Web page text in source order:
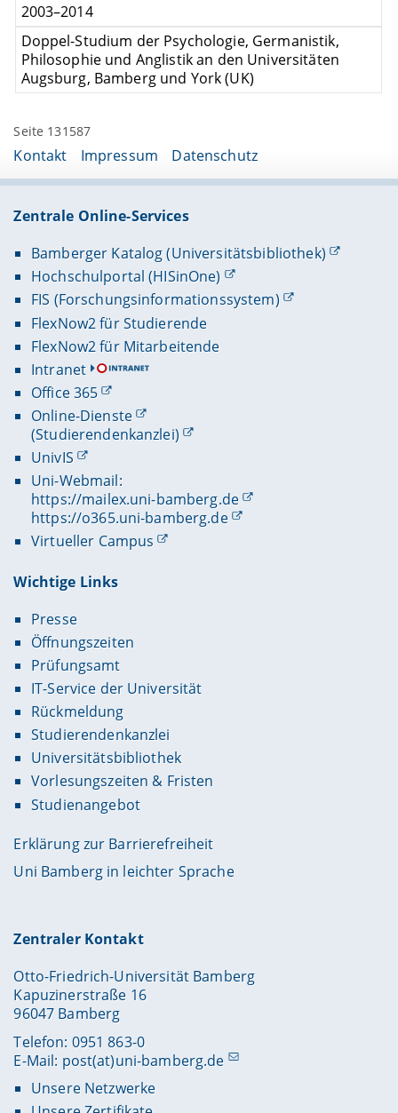
2003–2014
Doppel-Studium der Psychologie, Germanistik,
Philosophie und Anglistik an den Universitäten
Augsburg, Bamberg und York (UK)
Seite 131587
Kontakt Impressum Datenschutz
Zentrale Online-Services
Bamberger Katalog (Universitätsbibliothek)
Hochschulportal (HISinOne)
FIS (Forschungsinformationssystem)
FlexNow2 für Studierende
FlexNow2 für Mitarbeitende
Intranet
Office 365
Online-Dienste
(Studierendenkanzlei)
UnivIS
Uni-Webmail:
https://mailex.uni-bamberg.de
https://o365.uni-bamberg.de
Virtueller Campus
Wichtige Links
Presse
Öffnungszeiten
Prüfungsamt
IT-Service der Universität
Rückmeldung
Studierendenkanzlei
Universitätsbibliothek
Vorlesungszeiten & Fristen
Studienangebot
Erklärung zur Barrierefreiheit
Uni Bamberg in leichter Sprache
Zentraler Kontakt
Otto-Friedrich-Universität Bamberg
Kapuzinerstraße 16
96047 Bamberg
Telefon: 0951 863-0
E-Mail: post(at)uni-bamberg.de
Unsere Netzwerke